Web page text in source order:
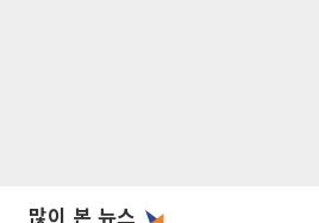
많이 본 뉴스